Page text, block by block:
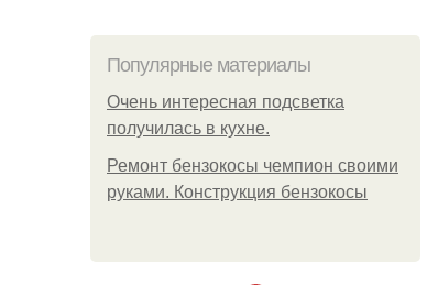
Популярные материалы
Очень интересная подсветка
получилась в кухне.
Ремонт бензокосы чемпион своими
руками. Конструкция бензокосы